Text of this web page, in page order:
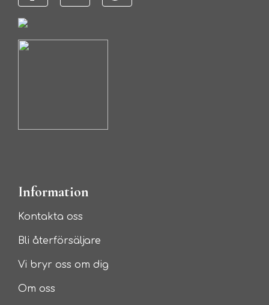
Information
Kontakta oss
Bli återförsäljare
Vi bryr oss om dig
Om oss